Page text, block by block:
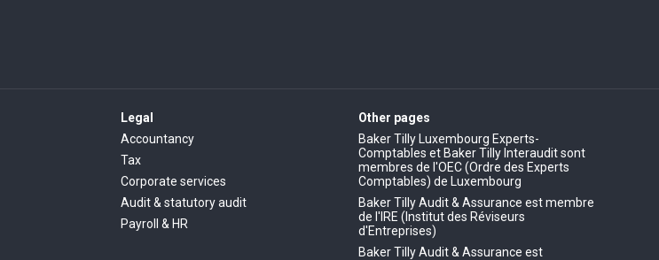
Legal
Accountancy
Tax
Corporate services
Audit & statutory audit
Payroll & HR
Other pages
Baker Tilly Luxembourg Experts-
Comptables et Baker Tilly Interaudit sont
membres de l'OEC (Ordre des Experts
Comptables) de Luxembourg
Baker Tilly Audit & Assurance est membre
de l'IRE (Institut des Réviseurs
d'Entreprises)
Baker Tilly Audit & Assurance est